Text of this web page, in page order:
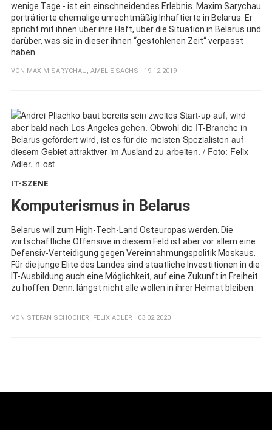
wenige Tage - ist ein einschneidendes Erlebnis. Maxim Sarychau
porträtierte ehemalige unrechtmäßig Inhaftierte in Belarus. Er
spricht mit ihnen über ihre Haft, über die Situation in Belarus und
darüber, was sie in dieser ihnen “gestohlenen Zeit“ verpasst
haben.
VON MAXIM SARYCHAU, AMELIE SACHS | 19.12.2019
IT-SZENE
Komputerismus in Belarus
Belarus will zum High-Tech-Land Osteuropas werden. Die
wirtschaftliche Offensive in diesem Feld ist aber vor allem eine
Defensiv-Verteidigung gegen Vereinnahmungspolitik Moskaus.
Für die junge Elite des Landes sind staatliche Investitionen in die
IT-Ausbildung auch eine Möglichkeit, auf eine Zukunft in Freiheit
zu hoffen. Denn: längst nicht alle wollen in ihrer Heimat bleiben.
VON STEFAN SCHOCHER, FELIX ADLER | 03.02.2020